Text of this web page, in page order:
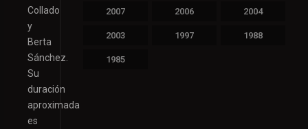
Collado
y
Berta
Sánchez.
Su
duración
aproximada
es
2007 2006 2004
2003 1997 1988
1985